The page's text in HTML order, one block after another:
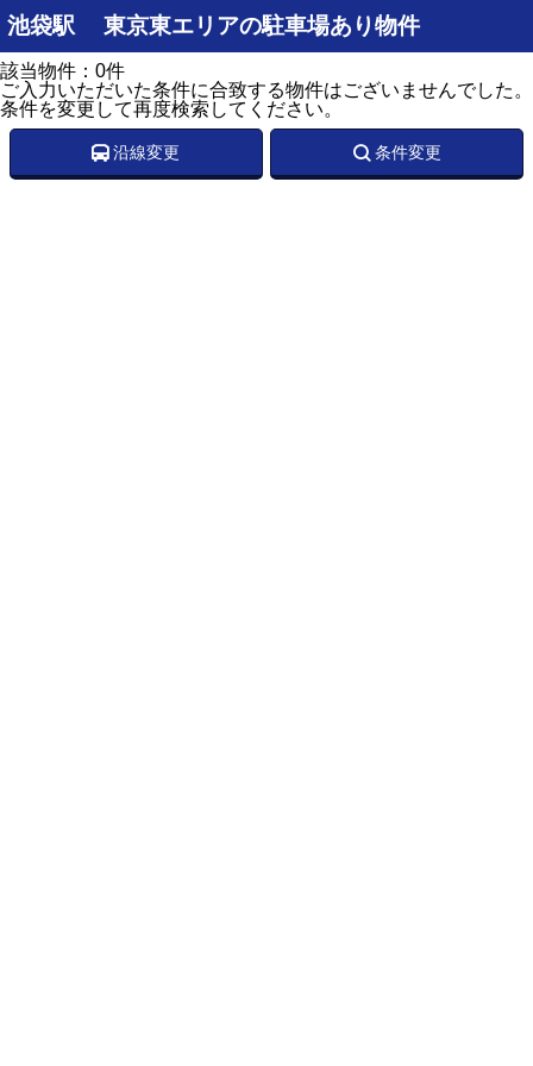
池袋駅 東京東エリアの駐車場あり物件
該当物件：0件
ご入力いただいた条件に合致する物件はございませんでした。
条件を変更して再度検索してください。
沿線変更 条件変更